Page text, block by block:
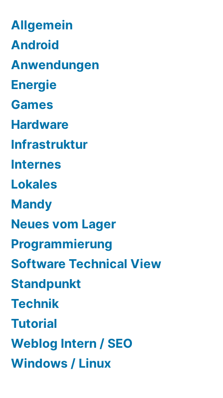
Allgemein
Android
Anwendungen
Energie
Games
Hardware
Infrastruktur
Internes
Lokales
Mandy
Neues vom Lager
Programmierung
Software Technical View
Standpunkt
Technik
Tutorial
Weblog Intern / SEO
Windows / Linux